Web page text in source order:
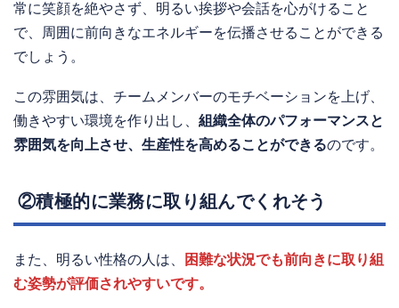
常に笑顔を絶やさず、明るい挨拶や会話を心がけること
で、周囲に前向きなエネルギーを伝播させることができる
でしょう。
この雰囲気は、チームメンバーのモチベーションを上げ、
働きやすい環境を作り出し、 組織全体のパフォーマンスと
雰囲気を向上させ、生産性を高めることができるのです。
②積極的に業務に取り組んでくれそう
また、明るい性格の人は、
困難な状況でも前向きに取り組
む姿勢が評価されやすいです。